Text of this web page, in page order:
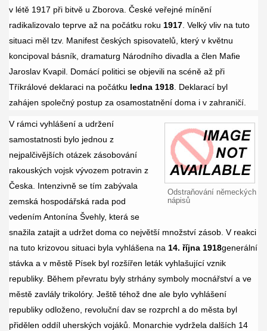
v létě 1917 při bitvě u Zborova. České veřejné mínění
radikalizovalo teprve až na počátku roku 1917. Velký vliv na tuto
situaci měl tzv. Manifest českých spisovatelů, který v květnu
koncipoval básník, dramaturg Národního divadla a člen Mafie
Jaroslav Kvapil. Domácí politici se objevili na scéně až při
Tříkrálové deklaraci na počátku ledna 1918. Deklarací byl
zahájen společný postup za osamostatnění doma i v zahraničí.
Odstraňování německých
nápisů
V rámci vyhlášení a udržení
samostatnosti bylo jednou z
nejpalčivějších otázek zásobování
rakouských vojsk vývozem potravin z
Česka. Intenzivně se tím zabývala
zemská hospodářská rada pod
vedením Antonína Švehly, která se
snažila zatajit a udržet doma co největší množství zásob. V reakci
na tuto krizovou situaci byla vyhlášena na 14. října 1918generální
stávka a v městě Písek byl rozšířen leták vyhlašující vznik
republiky. Během převratu byly strhány symboly mocnářství a ve
městě zavlály trikolóry. Ještě téhož dne ale bylo vyhlášení
republiky odloženo, revoluční dav se rozprchl a do města byl
přidělen oddíl uherských vojáků. Monarchie vydržela dalších 14